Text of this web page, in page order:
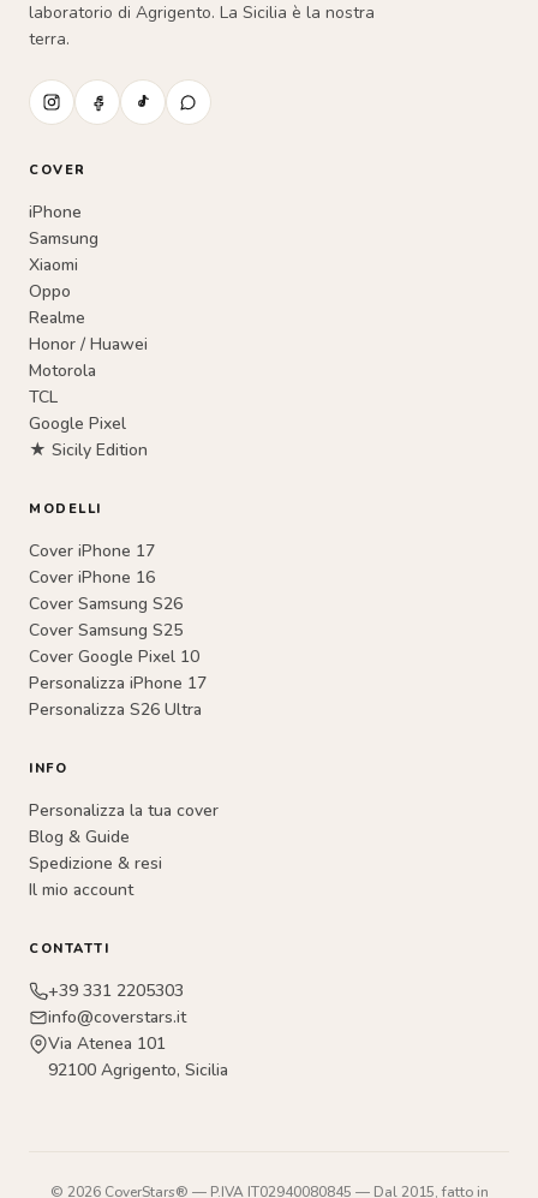
laboratorio di Agrigento. La Sicilia è la nostra
terra.
COVER
iPhone
Samsung
Xiaomi
Oppo
Realme
Honor / Huawei
Motorola
TCL
Google Pixel
★ Sicily Edition
MODELLI
Cover iPhone 17
Cover iPhone 16
Cover Samsung S26
Cover Samsung S25
Cover Google Pixel 10
Personalizza iPhone 17
Personalizza S26 Ultra
INFO
Personalizza la tua cover
Blog & Guide
Spedizione & resi
Il mio account
CONTATTI
+39 331 2205303
info@coverstars.it
Via Atenea 101
92100 Agrigento, Sicilia
© 2026 CoverStars® — P.IVA IT02940080845 — Dal 2015, fatto in